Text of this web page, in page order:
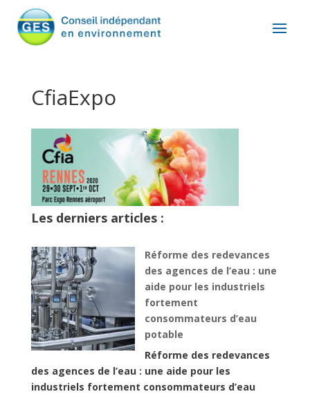
CfiaExpo
Les derniers articles :
Réforme des redevances
des agences de l’eau : une
aide pour les industriels
fortement
consommateurs d’eau
potable
Réforme des redevances
des agences de l’eau : une aide pour les
industriels fortement consommateurs d’eau